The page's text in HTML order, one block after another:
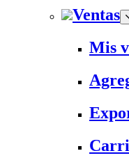
Ventas
Mis